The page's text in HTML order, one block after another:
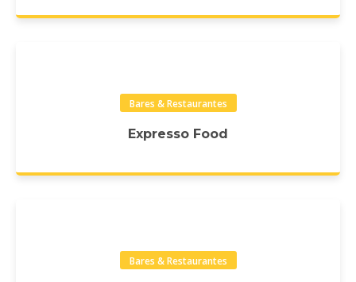
Bares & Restaurantes
Expresso Food
Bares & Restaurantes